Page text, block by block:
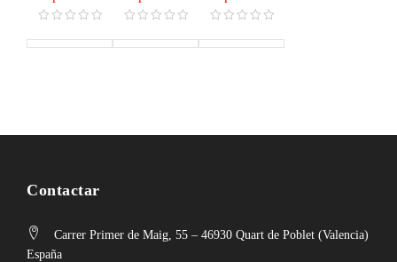
Contactar
Carrer Primer de Maig, 55 – 46930 Quart de Poblet (Valencia)
España